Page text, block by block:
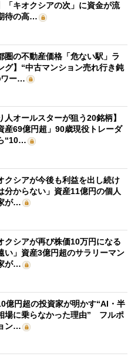
「キオクシアの次」に資金が流
待の高…
圏の不動産価格「危ない駅」ラ
グ】“中古マンション売れ行き鈍
ワー…
人オールスターが狙う20銘柄】
産69億円超」90歳現役トレーダ
“10…
クシアが今後も利益を出し続け
分からない」資産11億円の個人
が…
クシアが再び株価10万円になる
い」資産3億円超のサラリーマン
が…
億円超の投資家が明かす“AI・半
場に乗らなかった理由” フルポ
ン…